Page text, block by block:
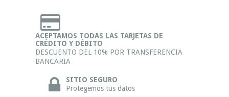
ACEPTAMOS TODAS LAS TARJETAS DE
CRÉDITO Y DÉBITO
DESCUENTO DEL 10% POR TRANSFERENCIA
BANCARIA
SITIO SEGURO
Protegemos tus datos